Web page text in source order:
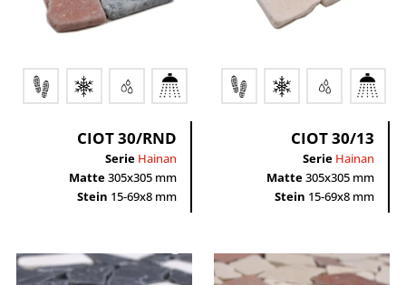
CIOT 30/RND
Serie Hainan
Matte305x305 mm
Stein 15-69x8 mm
CIOT 30/13
Serie Hainan
Matte305x305 mm
Stein 15-69x8 mm